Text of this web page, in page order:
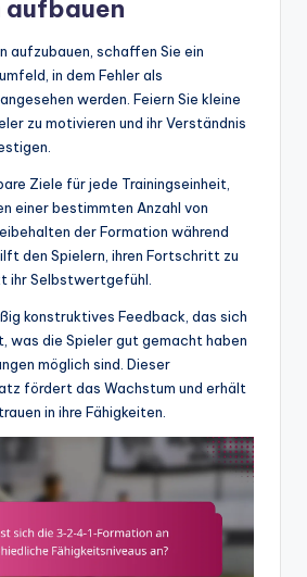
aufbauen
aufzubauen, schaffen Sie ein
in dem Fehler als
werden. Feiern Sie kleine
zu motivieren und ihr Verständnis
Ziele für jede Trainingseinheit,
einer bestimmten Anzahl von
der Formation während
den Spielern, ihren Fortschritt zu
ihr Selbstwertgefühl.
konstruktives Feedback, das sich
was die Spieler gut gemacht haben
möglich sind. Dieser
fördert das Wachstum und erhält
in ihre Fähigkeiten.